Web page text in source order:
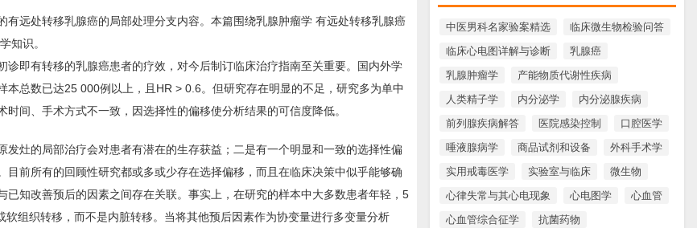
中医男科名家验案精选
临床微生物检验问答
临床心电图详解与诊断
乳腺癌
乳腺肿瘤学
产能物质代谢性疾病
人类精子学
内分泌学
内分泌腺疾病
前列腺疾病解答
医院感染控制
口腔医学
唾液腺病学
商品试剂和设备
外科手术学
实用戒毒医学
实验室与临床
微生物
心律失常与其心电现象
心电图学
心血管
心血管综合征学
抗菌药物
远处转移乳腺癌的局部处理分支内容。本篇围绕乳腺肿瘤学 有远处转移乳腺癌
知识。
即有转移的乳腺癌患者的疗效，对今后制订临床治疗指南至关重要。国内外学
总数已达25 000例以上，且HR > 0.6。但研究存在明显的不足，研究多为单中
间、手术方式不一致，因选择性的偏移使分析结果的可信度降低。
灶的局部治疗会对患者有潜在的生存获益；二是有一个明显和一致的选择性偏
前所有的回顾性研究都或多或少存在选择偏移，而且在临床决策中似乎能够确
知改善预后的因素之间存在关联。事实上，在研究的样本中大多数患者年轻，5
组织转移，而不是内脏转移。当将其他预后因素作为协变量进行多变量分析